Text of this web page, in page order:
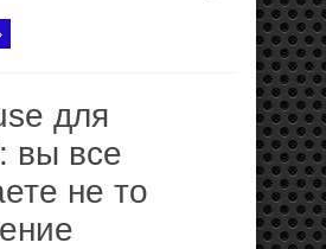
для
вы все
не то